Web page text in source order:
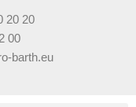
20 20
00
barth.eu